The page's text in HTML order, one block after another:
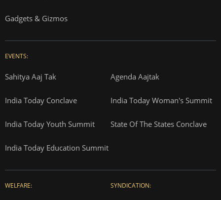
Gadgets & Gizmos
EVENTS:
Sahitya Aaj Tak Agenda Aajtak
India Today Conclave India Today Woman's Summit
India Today Youth Summit State Of The States Conclave
India Today Education Summit
WELFARE: SYNDICATION: